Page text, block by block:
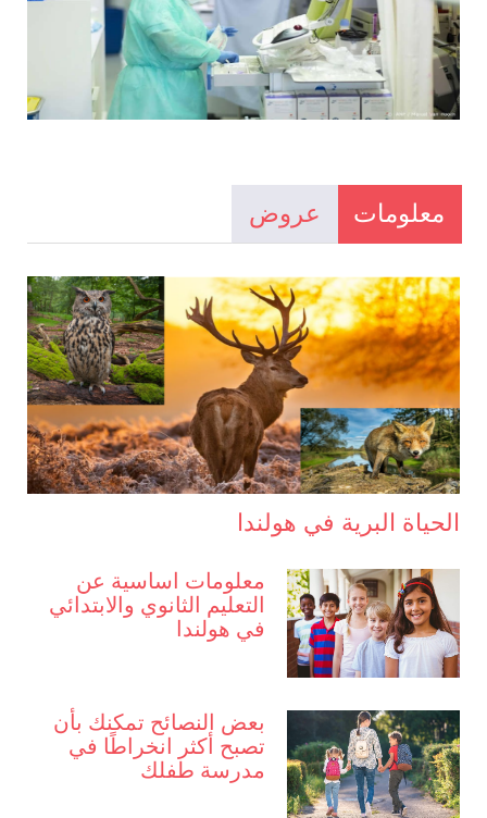
معلومات عروض
الحياة البرية في هولندا
معلومات اساسية عن
التعليم الثانوي والابتدائي
في هولندا
بعض النصائح تمكنك بأن
تصبح أكثر انخراطًا في
مدرسة طفلك